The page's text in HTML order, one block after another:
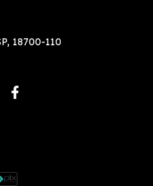
18700-110